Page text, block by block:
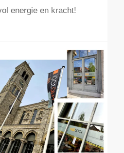
energie en kracht!